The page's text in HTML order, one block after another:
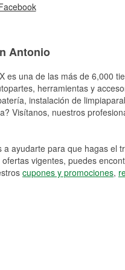
Antonio
es una de las más de 6,000
herramientas y
instalación de
Visítanos, nuestros
ayudarte para que hagas el
ofertas vigentes, puedes
cupones y promociones,